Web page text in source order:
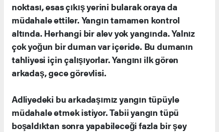
noktası, esas çıkış yerini bularak oraya da
müdahale ettiler. Yangın tamamen kontrol
altında. Herhangi bir alev yok yangında. Yalnız
çok yoğun bir duman var içeride. Bu dumanın
tahliyesi için çalışıyorlar. Yangını ilk gören
arkadaş, gece görevlisi.
Adliyedeki bu arkadaşımız yangın tüpüyle
müdahale etmek istiyor. Tabii yangın tüpü
boşaldıktan sonra yapabileceği fazla bir şey